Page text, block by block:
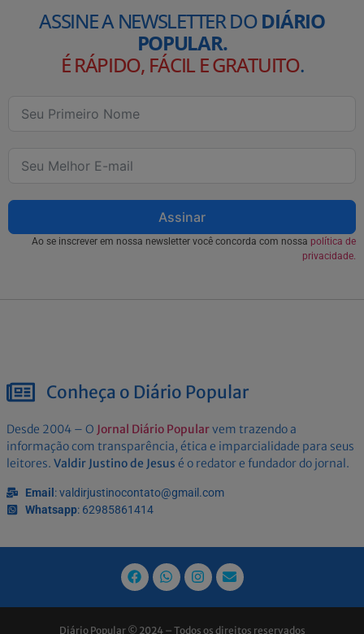
ASSINE A NEWSLETTER DODIÁRIO
POPULAR.
É RÁPIDO, FÁCIL E GRATUITO.
Assinar
Ao se inscrever em nossa newsletter você concorda com nossa política de
privacidade.
Conheça o Diário Popular
Desde 2004 – O Jornal Diário Popularvem trazendo a
informação com transparência, ética e imparcialidade para seus
leitores. Valdir Justino de Jesus é o redator e fundador do jornal.
Email : valdirjustinocontato@gmail.com
Whatsapp: 62985861414
Diário Popular © 2024 – Todos os direitos reservados